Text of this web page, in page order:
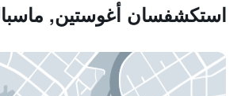
استكشفسان أغوستين,